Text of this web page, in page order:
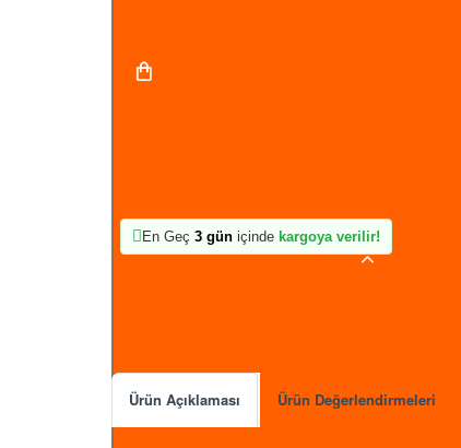
En Geç 3 gün içinde kargoya verilir!
Ürün Açıklaması Ürün Değerlendirmeleri